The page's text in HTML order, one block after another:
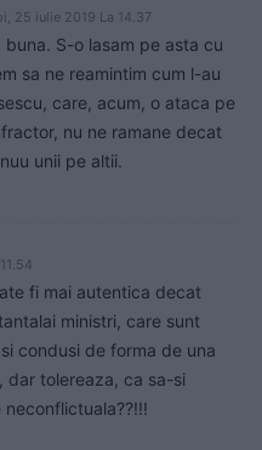
25 iulie 2019 La 14.37
S-o lasam pe asta cu
sa ne reamintim cum l-au
care, acum, o ataca pe
nu ne ramane decat
unii pe altii.
fi mai autentica decat
ministri, care sunt
condusi de forma de una
dar tolereaza, ca sa-si